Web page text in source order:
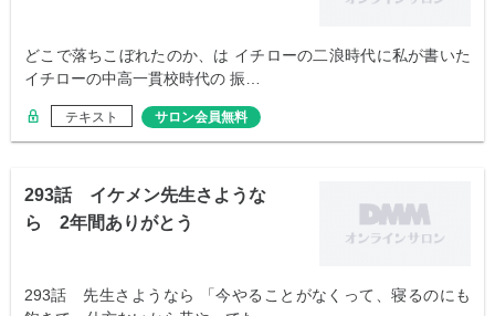
どこで落ちこぼれたのか、は イチローの二浪時代に私が書いた
イチローの中高一貫校時代の 振…
テキスト サロン会員無料
293話 イケメン先生さような
ら 2年間ありがとう
293話 先生さようなら 「今やることがなくって、寝るのにも